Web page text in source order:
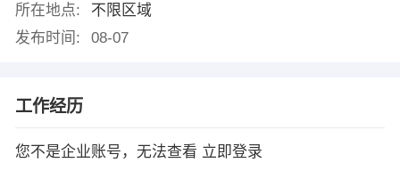
所在地点:
不限区域
发布时间:
08-07
工作经历
您不是企业账号，无法查看 立即登录